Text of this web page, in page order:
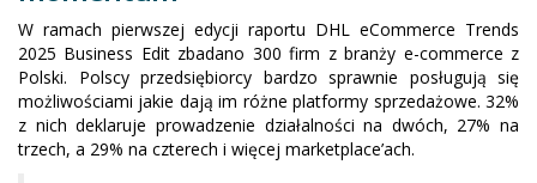
W ramach pierwszej edycji raportu DHL eCommerce Trends
2025 Business Edit zbadano 300 firm z branży e-commerce z
Polski. Polscy przedsiębiorcy bardzo sprawnie posługują się
możliwościami jakie dają im różne platformy sprzedażowe. 32%
z nich deklaruje prowadzenie działalności na dwóch, 27% na
trzech, a 29% na czterech i więcej marketplace’ach.